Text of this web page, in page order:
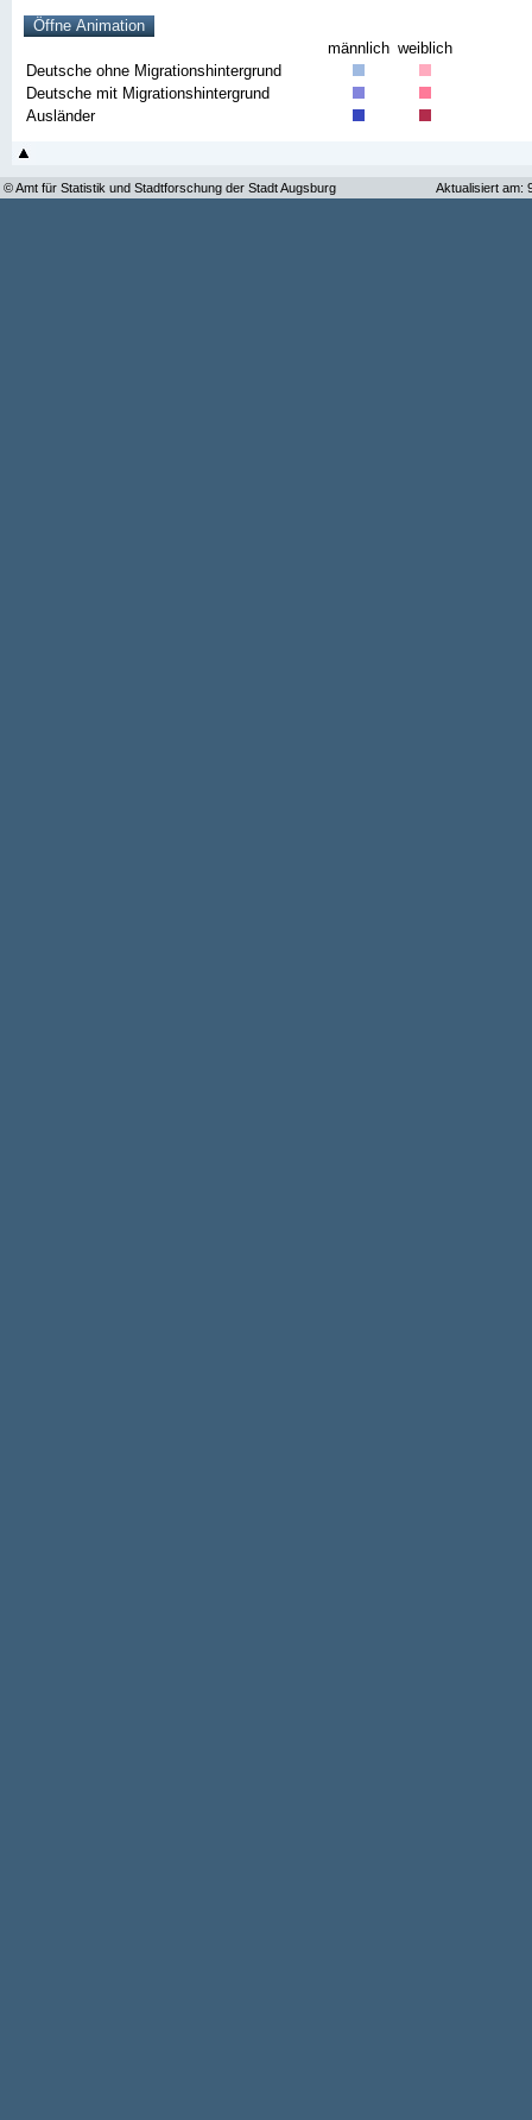
männlich weiblich
Deutsche ohne Migrationshintergrund
Deutsche mit Migrationshintergrund
Ausländer
© Amt für Statistik und Stadtforschung der Stadt Augsburg Aktualisiert am: